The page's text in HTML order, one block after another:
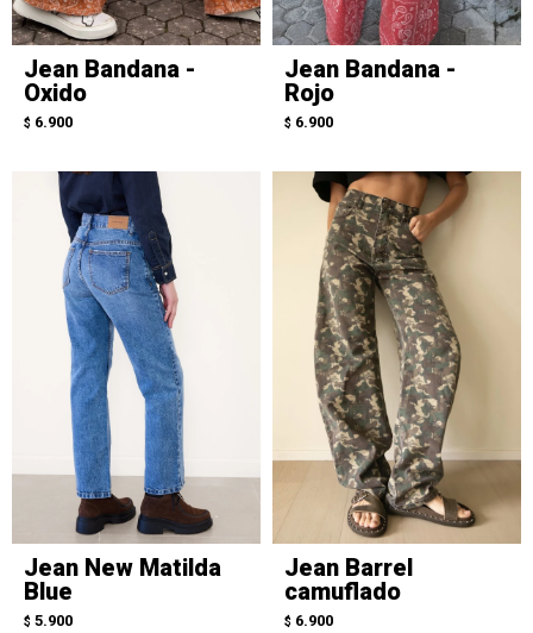
Jean Bandana -
Oxido
$ 6.900
Jean Bandana -
Rojo
$ 6.900
Jean New Matilda
Blue
$ 5.900
Jean Barrel
camuflado
$ 6.900